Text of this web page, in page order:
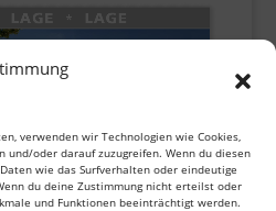
verwenden wir Technologien wie Cookies,
und/oder darauf zuzugreifen. Wenn du diesen
wie das Surfverhalten oder eindeutige
du deine Zustimmung nicht erteilst oder
und Funktionen beeinträchtigt werden.